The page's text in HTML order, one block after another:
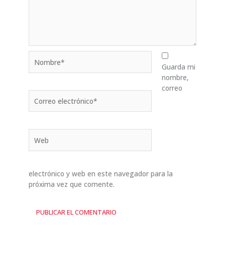
electrónico*
Guarda mi
nombre,
correo
electrónico y web en este navegador para la
próxima vez que comente.